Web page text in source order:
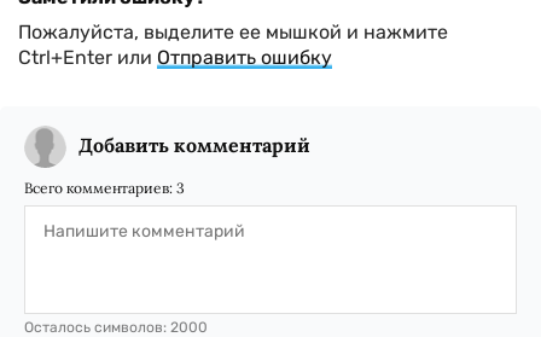
Пожалуйста, выделите ее мышкой и нажмите
Ctrl+Enter или Отправить ошибку
Добавить комментарий
Всего комментариев: 3
Осталось символов: 2000